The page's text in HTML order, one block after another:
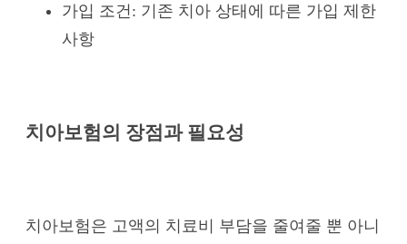
가입 조건: 기존 치아 상태에 따른 가입 제한
사항
치아보험의 장점과 필요성
치아보험은 고액의 치료비 부담을 줄여줄 뿐 아니